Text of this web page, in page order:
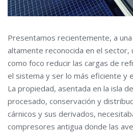
Presentamos recientemente, a
altamente reconocida en el sector,
como foco reducir las cargas de
el sistema y ser lo más eficiente y
La propiedad, asentada en la isla
procesado, conservación y
cárnicos y sus derivados,
compresores antigua donde las